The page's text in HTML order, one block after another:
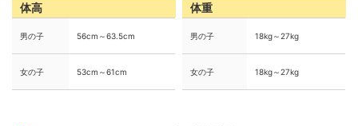
体高
男の子 56cm～63.5cm
女の子 53cm～61cm
体重
男の子 18kg～27kg
女の子 18kg～27kg